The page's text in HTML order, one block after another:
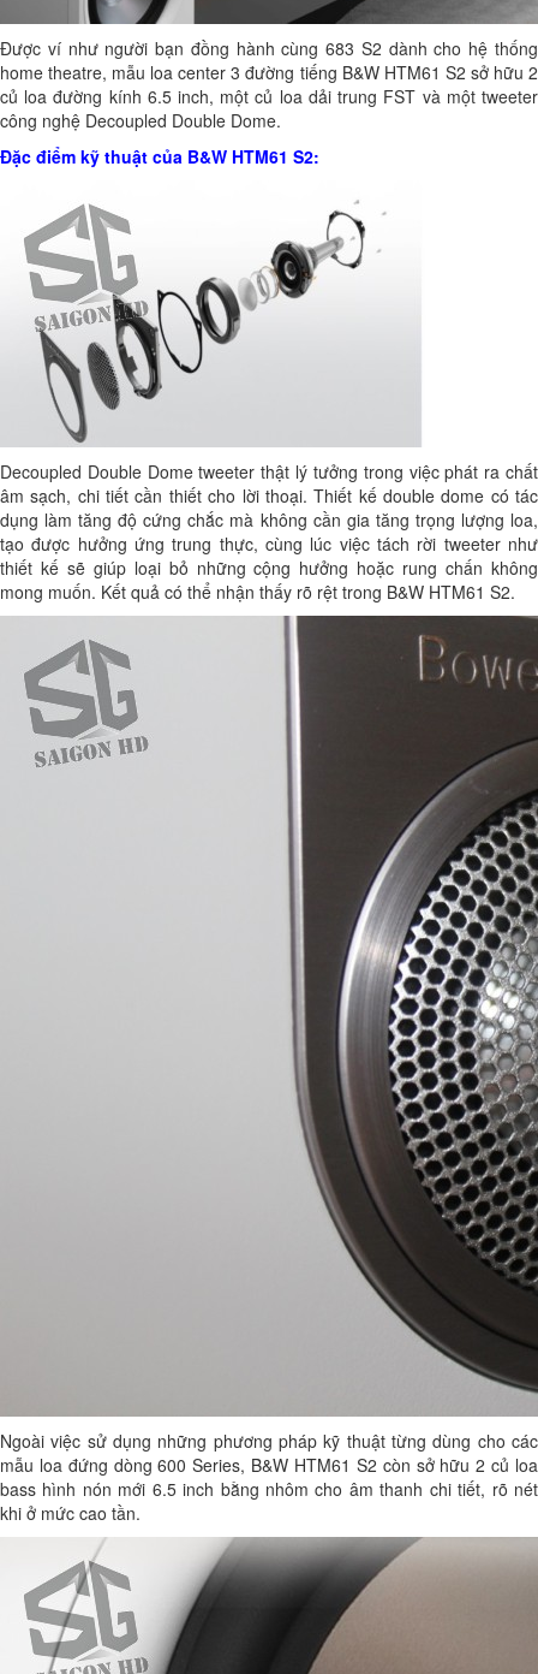
Được ví như người bạn đồng hành cùng 683 S2 dành cho hệ thống
home theatre, mẫu loa center 3 đường tiếng B&W HTM61 S2 sở hữu 2
củ loa đường kính 6.5 inch, một củ loa dải trung FST và một tweeter
công nghệ Decoupled Double Dome.
Đặc điểm kỹ thuật của B&W HTM61 S2:
Decoupled Double Dome tweeter thật lý tưởng trong việc phát ra chất
âm sạch, chi tiết cần thiết cho lời thoại. Thiết kế double dome có tác
dụng làm tăng độ cứng chắc mà không cần gia tăng trọng lượng loa,
tạo được hưởng ứng trung thực, cùng lúc việc tách rời tweeter như
thiết kế sẽ giúp loại bỏ những cộng hưởng hoặc rung chấn không
mong muốn. Kết quả có thể nhận thấy rõ rệt trong B&W HTM61 S2.
Ngoài việc sử dụng những phương pháp kỹ thuật từng dùng cho các
mẫu loa đứng dòng 600 Series, B&W HTM61 S2 còn sở hữu 2 củ loa
bass hình nón mới 6.5 inch bằng nhôm cho âm thanh chi tiết, rõ nét
khi ở mức cao tần.